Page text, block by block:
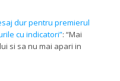
dur pentru premierul
cu indicatori”: “Mai
si sa nu mai apari in